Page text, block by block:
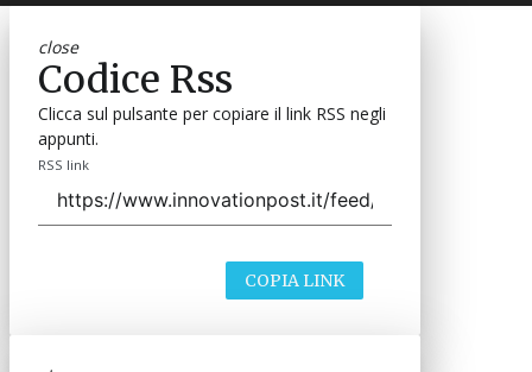
close
Codice Rss
Clicca sul pulsante per copiare il link RSS negli
appunti.
RSS link
COPIA LINK